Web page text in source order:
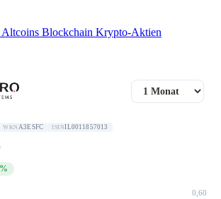
Blockchain Krypto-Aktien
WKN A3ESFC ISINIL0011857013
0,60